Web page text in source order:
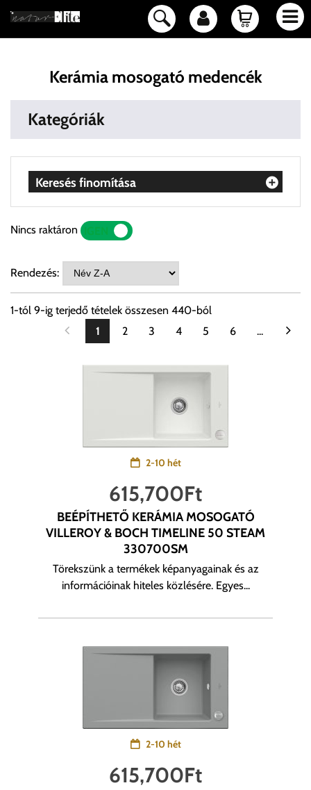
Kerámia mosogató medencék
Kategóriák
Keresés finomítása
Nincs raktáron IGEN
Rendezés:
1-tól 9-ig terjedő tételek összesen 440-ból
1
2 3 4 5 6 ...
2-10 hét
615,700Ft
BEÉPÍTHETŐ KERÁMIA MOSOGATÓ
VILLEROY & BOCH TIMELINE 50 STEAM
330700SM
Törekszünk a termékek képanyagainak és az
információinak hiteles közlésére. Egyes...
2-10 hét
615,700Ft